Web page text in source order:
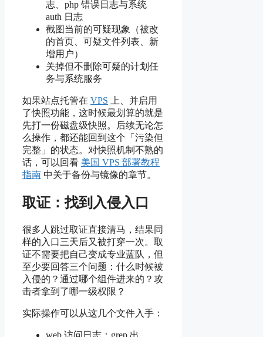
志、php 错误日志与系统
auth 日志
截图当前的可疑现象（被改
的首页、可疑文件列表、新
增用户）
关掉但不删除可疑的计划任
务与系统服务
如果站点托管在 VPS 上、并启用
了快照功能，这时候最划算的就是
先打一份磁盘级快照。后续无论怎
么操作，都还能回到这个「污染但
完整」的状态。对快照机制不熟的
话，可以回看 美国 VPS 部署教程
指南 中关于备份与镜像的章节。
取证：找到入侵入口
很多人跳过取证直接清马，结果同
样的入口三天后又被打穿一次。取
证不需要把自己变成专业蓝队，但
至少要回答三个问题：什么时候被
入侵的？通过哪个组件进来的？攻
击者拿到了哪一级权限？
实际操作可以从这几个文件入手：
web 访问日志：grep 出